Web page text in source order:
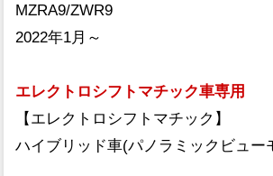
MZRA9/ZWR9
2022年1月～
エレクトロシフトマチック車専用
【エレクトロシフトマチック】
ハイブリッド車(パノラミックビュー